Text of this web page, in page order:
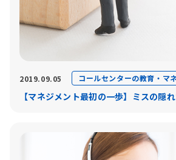
2019.09.05 コールセンターの教育・マ
【マネジメント最初の一歩】ミスの隠